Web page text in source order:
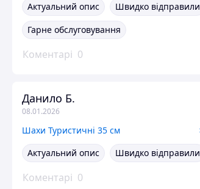
Актуальний опис Швидко відправили
Гарне обслуговування
Коментарі 0
Данило Б.
08.01.2026
Шахи Туристичні 35 см
Актуальний опис
Швидко відправили
Коментарі 0